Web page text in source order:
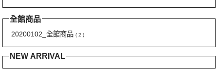
全館商品
20200102_全館商品 ( 2 )
NEW ARRIVAL